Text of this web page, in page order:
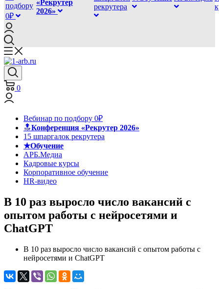
подбору
0₽
«Рекрутер
2026»
рекрутера
0
Вебинар по подбору 0₽
🔝Конференция «Рекрутер 2026»
15 шпаргалок рекрутера
★Обучение
АРБ.Медиа
Кадровые курсы
Корпоративное обучение
HR-видео
В 10 раз выросло число вакансий с
опытом работы с нейросетями и
ChatGPT
В 10 раз выросло число вакансий с опытом работы с
нейросетями и ChatGPT